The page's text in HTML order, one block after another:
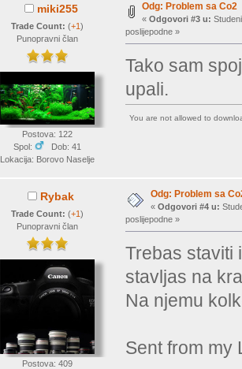
miki255
Trade Count: (+1)
Punopravni član
Postova: 122
Spol:
Dob: 41
Lokacija: Borovo Naselje
Odg: Problem sa Co2
« Odgovori #3 u:
poslijepodne »
Tako sam
upali.
You are not allowed to
Rybak
Trade Count: (+1)
Punopravni član
Postova: 409
Odg: Problem sa
« Odgovori #4 u:
poslijepodne »
Trebas staviti
stavljas na
Na njemu
Sent from my